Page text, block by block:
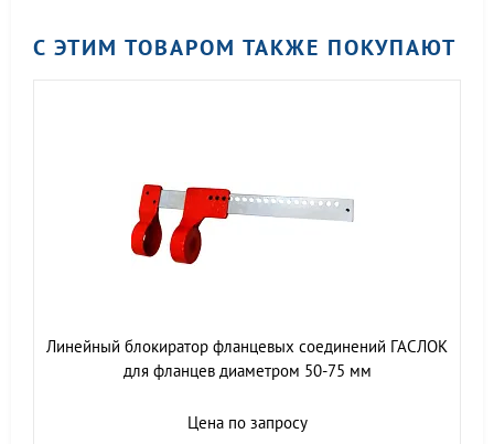
С ЭТИМ ТОВАРОМ ТАКЖЕ ПОКУПАЮТ
Линейный блокиратор фланцевых соединений ГАСЛОК
для фланцев диаметром 50-75 мм
Цена по запросу